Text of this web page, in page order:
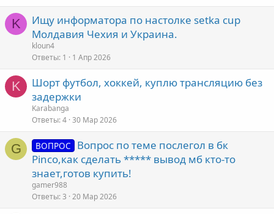
K
Ищу информатора по настолке setka cup
Молдавия Чехия и Укpaина.
kloun4
Ответы 1 1 Апр 2026
K
Шорт футбол, хоккей, куплю трансляцию без
задержки
Karabanga
Ответы 4 30 Мар 2026
G ВОПРОС
Вопрос по теме послегол в бк
Pinco,как сделать ***** вывод мб кто-то
знает,готов купить!
gamer988
Ответы 3 20 Мар 2026